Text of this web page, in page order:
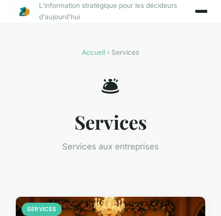
L'information stratégique pour les décideurs
d'aujourd'hui
Accueil › Services
🛎️
Services
Services aux entreprises
SERVICES